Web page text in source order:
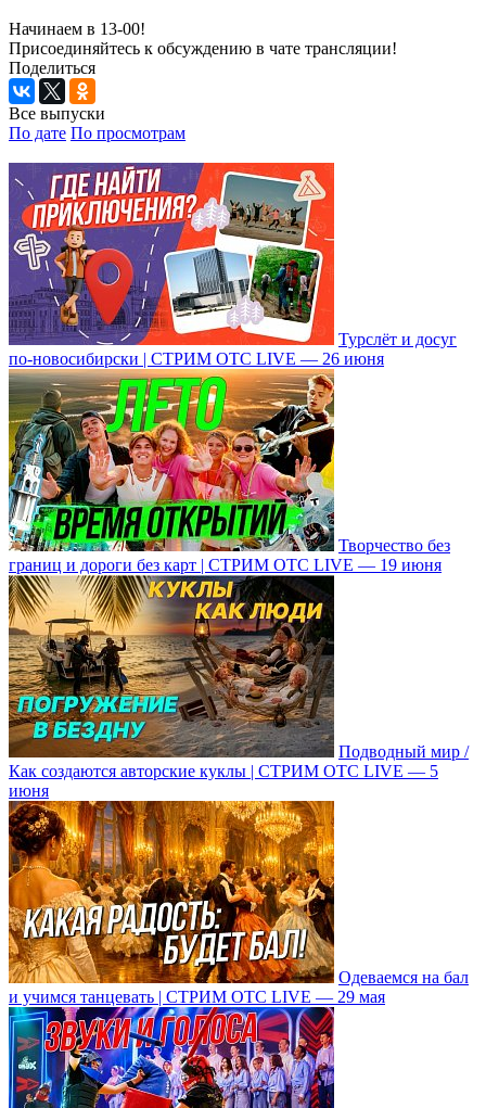
Начинаем в 13-00!
Присоединяйтесь к обсуждению в чате трансляции!
Поделиться
Все выпуски
По дате По просмотрам
Турслёт и досуг
по-новосибирски | СТРИМ ОТС LIVE — 26 июня
Творчество без
границ и дороги без карт | СТРИМ ОТС LIVE — 19 июня
Подводный мир /
Как создаются авторские куклы | СТРИМ ОТС LIVE — 5
июня
Одеваемся на бал
и учимся танцевать | СТРИМ ОТС LIVE — 29 мая